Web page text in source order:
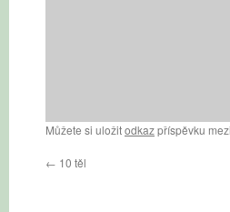
Můžete si uložitodkazpříspěvku
← 10 těl